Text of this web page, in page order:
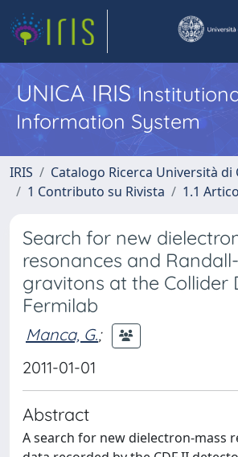
UNICA IRIS
Information System
IRIS
Catalogo Ricerca Università di
1 Contributo su Rivista
1.1
Search for new
resonances and
gravitons at the Collider
Fermilab
Manca, G.;
2011-01-01
Abstract
A search for new dielectron-mass